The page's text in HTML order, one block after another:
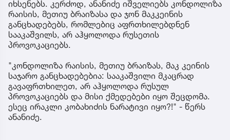
იხსენებს. კერძოდ, ანანიძე იშველიებს კონდოლიზა
რაისის, მეთიუ ბრაიზასა და ჯონ მაკკეინის
განცხადებებს, რომლებიც აფრთხილებდნენ
სააკაშვილს, არ აჰყოლოდა რუსეთის
პროვოკაციებს.
"კონდოლიზა რაისის, მეთიუ ბრაიზას, მაკ კეინის
საჯარო განცხადებებია: სააკაშვილი მკაცრად
გავაფრთხილეთ, არ აჰყოლოდა რუსულ
პროვოკაციებს და მისი ქმედებები იყო შეცდომა.
ესეც ირაკლი კობახიძის ნარატივი იყო?!" - წერს
ანანიძე.